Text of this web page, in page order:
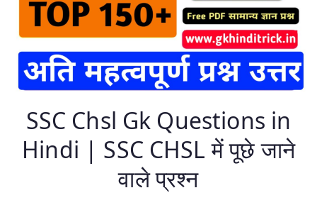
SSC Chsl Gk Questions in
Hindi | SSC CHSL में पूछे जाने
वाले प्रश्न